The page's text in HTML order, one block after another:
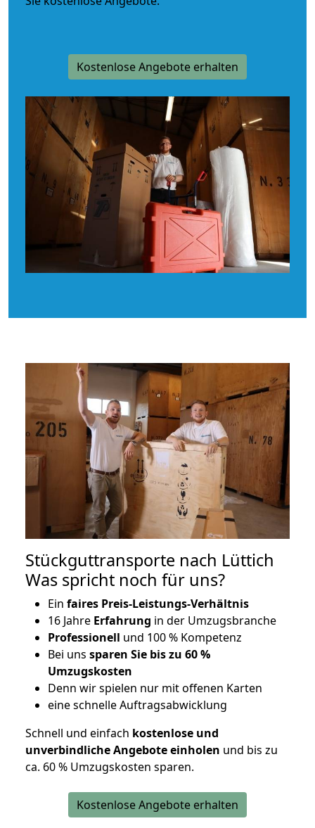
Kostenlose Angebote erhalten
Stückguttransporte nach Lüttich
Was spricht noch für uns?
Ein faires Preis-Leistungs-Verhältnis
16 Jahre Erfahrung in der Umzugsbranche
Professionell und 100 % Kompetenz
Bei uns sparen Sie bis zu 60 %
Umzugskosten
Denn wir spielen nur mit offenen Karten
eine schnelle Auftragsabwicklung
Schnell und einfach kostenlose und
unverbindliche Angebote einholen und bis zu
ca. 60 % Umzugskosten sparen.
Kostenlose Angebote erhalten